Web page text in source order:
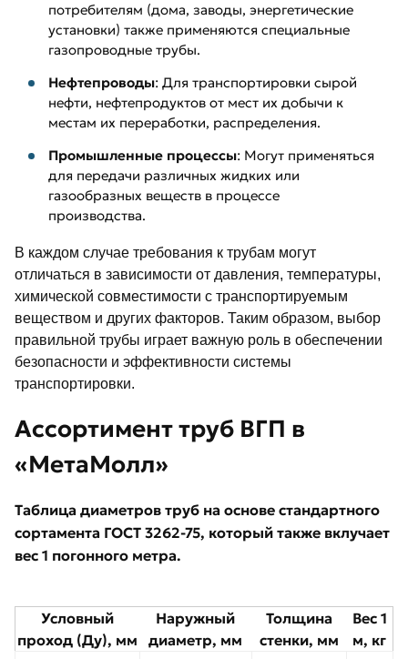
потребителям (дома, заводы, энергетические
установки) также применяются специальные
газопроводные трубы.
Нефтепроводы: Для транспортировки сырой
нефти, нефтепродуктов от мест их добычи к
местам их переработки, распределения.
Промышленные процессы: Могут применяться
для передачи различных жидких или
газообразных веществ в процессе
производства.
В каждом случае требования к трубам могут
отличаться в зависимости от давления, температуры,
химической совместимости с транспортируемым
веществом и других факторов. Таким образом, выбор
правильной трубы играет важную роль в обеспечении
безопасности и эффективности системы
транспортировки.
Ассортимент труб ВГП в
«МетаМолл»
Таблица диаметров труб на основе стандартного
сортамента ГОСТ 3262-75, который также вклучает
вес 1 погонного метра.
Условный
проход (Ду), мм
Наружный
диаметр, мм
Толщина
стенки, мм
Вес 1
м, кг